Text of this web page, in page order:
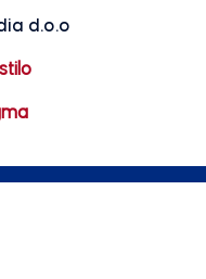
d.o.o